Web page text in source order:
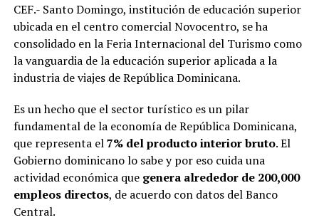
CEF.- Santo Domingo, institución de educación superior
ubicada en el centro comercial Novocentro, se ha
consolidado en la Feria Internacional del Turismo como
la vanguardia de la educación superior aplicada a la
industria de viajes de República Dominicana.
Es un hecho que el sector turístico es un pilar
fundamental de la economía de República Dominicana,
que representa el7% del producto interior bruto. El
Gobierno dominicano lo sabe y por eso cuida una
actividad económica que genera alrededor de 200,000
empleos directos, de acuerdo con datos del Banco
Central.